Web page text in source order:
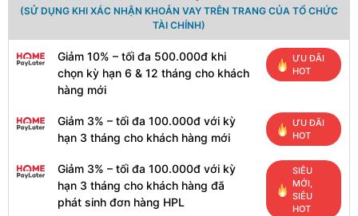
(SỬ DỤNG KHI XÁC NHẬN KHOẢN VAY TRÊN TRANG CỦA TỔ CHỨC
TÀI CHÍNH)
Giảm 10% – tối đa 500.000đ khi
chọn kỳ hạn 6 & 12 tháng cho khách
hàng mới
ƯU ĐÃI
HOT
Giảm 3% – tối đa 100.000đ với kỳ
hạn 3 tháng cho khách hàng mới
ƯU ĐÃI
HOT
Giảm 3% – tối đa 100.000đ với kỳ
hạn 3 tháng cho khách hàng đã
phát sinh đơn hàng HPL
SIÊU
MỚI,
SIÊU
HOT